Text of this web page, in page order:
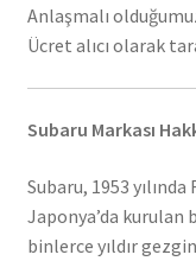
Anlaşmalı
Ücret alıcı olarak
Subaru Markası
Subaru, 1953
Japonya’da
binlerce yıldır